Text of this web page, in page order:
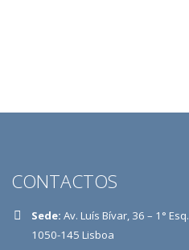
CONTACTOS
Sede: Av. Luís Bívar, 36 – 1° Esq.
1050-145 Lisboa